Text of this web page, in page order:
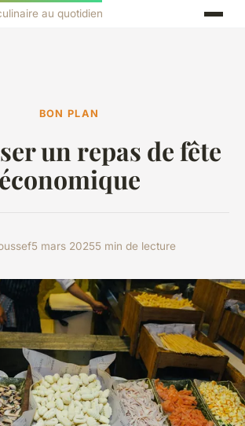
au quotidien
BON PLAN
un repas de fête
économique
5 mars 20255 min de lecture